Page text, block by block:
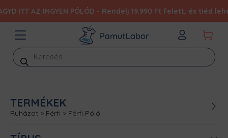
AZ INGYEN PÓLÓD - Rendelj 19.990 Ft felett, és tiéd lehet
Products
search
TERMÉKEK
Ruházat > Férfi > Férfi Póló